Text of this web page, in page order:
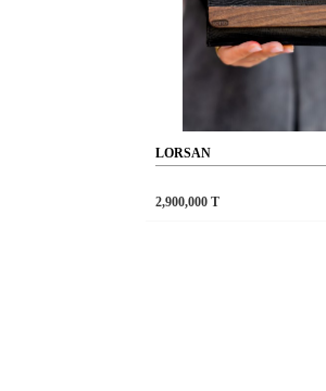
LORSAN
2,900,000 T